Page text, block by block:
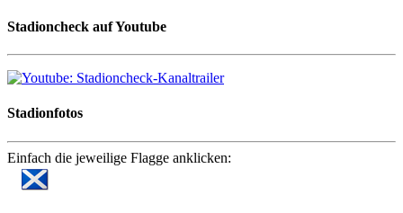
Stadioncheck auf Youtube
Stadionfotos
Einfach die jeweilige Flagge anklicken: